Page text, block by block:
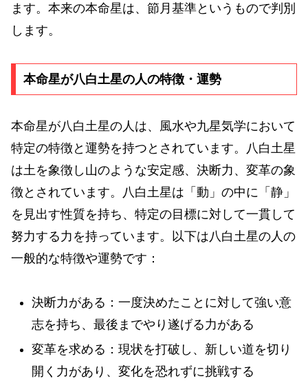
ます。本来の本命星は、節月基準というもので判別
します。
本命星が八白土星の人の特徴・運勢
本命星が八白土星の人は、風水や九星気学において
特定の特徴と運勢を持つとされています。八白土星
は土を象徴し山のような安定感、決断力、変革の象
徴とされています。八白土星は「動」の中に「静」
を見出す性質を持ち、特定の目標に対して一貫して
努力する力を持っています。以下は八白土星の人の
一般的な特徴や運勢です：
決断力がある：一度決めたことに対して強い意
志を持ち、最後までやり遂げる力がある
変革を求める：現状を打破し、新しい道を切り
開く力があり、変化を恐れずに挑戦する